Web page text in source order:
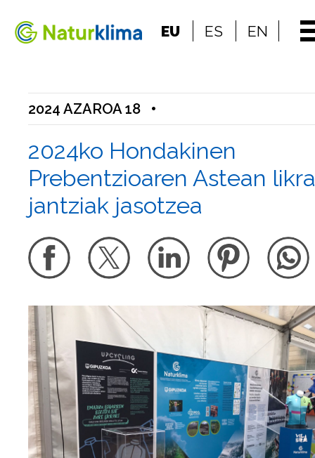
Edukietara jo
EU ES EN
2024 AZAROA 18 •
2024ko Hondakinen
Prebentzioaren Astean
jantziak jasotzea